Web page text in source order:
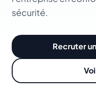
sécurité.
Recruter